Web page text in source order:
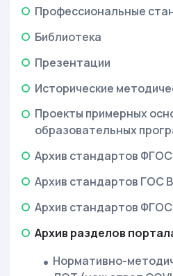
Профессиональные
Библиотека
Презентации
Исторические
Проекты примерных
образовательных
Архив стандартов
Архив стандартов ГОС
Архив стандартов
Архив разделов
Нормативно-